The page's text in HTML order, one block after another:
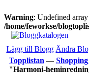
Warning: Undefined
/home/feworkse/
Lägg till Blogg Ändra
Topplistan —
"Harmoni-